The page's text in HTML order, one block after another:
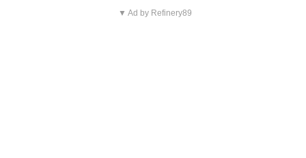
▼ Ad by Refinery89